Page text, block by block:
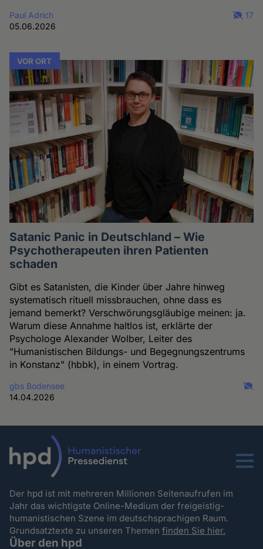
Paul Adrich
05.06.2026
17
VOR ORT
Satanic Panic in Deutschland – Wie
Psychotherapeuten ihren Patienten
schaden
Gibt es Satanisten, die Kinder über Jahre hinweg
systematisch rituell missbrauchen, ohne dass es
jemand bemerkt? Verschwörungsgläubige meinen: ja.
Warum diese Annahme haltlos ist, erklärte der
Psychologe Alexander Wolber, Leiter des
"Humanistischen Bildungs- und Begegnungszentrums
in Konstanz" (hbbk), in einem Vortrag.
gbs Bodensee
14.04.2026
Menu
Der hpd ist mit mehreren Millionen Seitenaufrufen im
Jahr das wichtigste Online-Medium der freigeistig-
humanistischen Szene im deutschsprachigen Raum.
Grundsatztexte zu unseren Themenfinden Sie hier.
Über den hpd